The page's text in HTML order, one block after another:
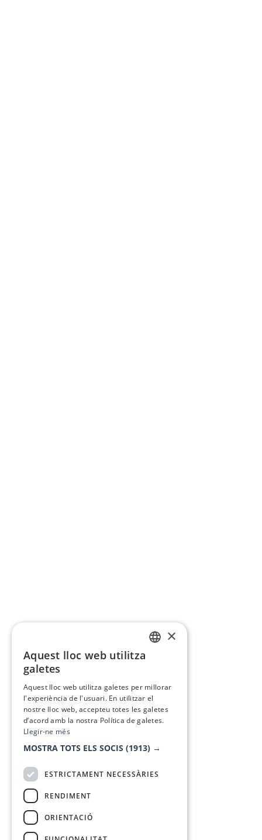
×
Aquest lloc web utilitza
galetes
Aquest lloc web utilitza galetes per millorar
l'experiència de l'usuari. En utilitzar el
nostre lloc web, accepteu totes les galetes
d’acord amb la nostra Política de galetes.
Llegir-ne més
MOSTRA TOTS ELS SOCIS (1913) →
ESTRICTAMENT NECESSÀRIES
RENDIMENT
ORIENTACIÓ